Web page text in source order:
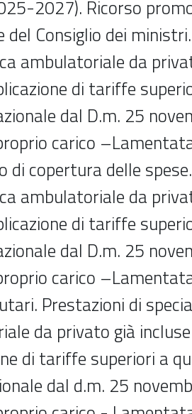
2027). Ricorso
del Consiglio dei
ambulatoriale da
di tariffe
dal D.m. 25
carico
di copertura delle
ambulatoriale da
di tariffe
dal D.m. 25
carico
Prestazioni di
da privato già
di tariffe superiori a
dal d.m. 25